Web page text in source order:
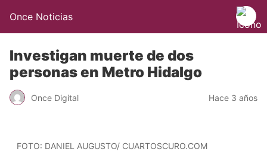
Once Noticias
Investigan muerte de dos
personas en Metro Hidalgo
Once Digital Hace 3 años
FOTO: DANIEL AUGUSTO/ CUARTOSCURO.COM